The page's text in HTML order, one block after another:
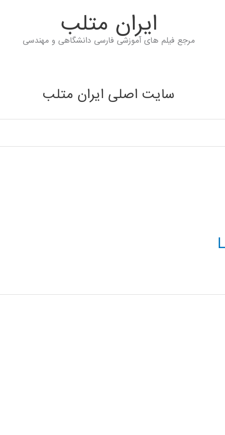
ايران متلب
مرجع فیلم های آموزشی فارسی دانشگاهی و مهندسی
سایت اصلی ایران متلب